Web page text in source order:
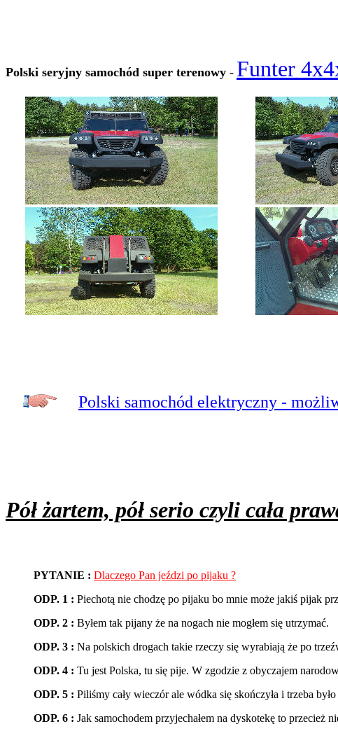
Polski seryjny samochód super terenowy - Funter
Polski samochód elektryczny -
Pół żartem, pół serio czyli cała
PYTANIE : Dlaczego Pan jeździ po pijaku ?
ODP. 1 : Piechotą nie chodzę po pijaku bo mnie może jakiś pijak
ODP. 2 : Byłem tak pijany że na nogach nie mogłem się utrzymać.
ODP. 3 : Na polskich drogach takie rzeczy się wyrabiają że po
ODP. 4 : Tu jest Polska, tu się pije. W zgodzie z obyczajem
ODP. 5 : Piliśmy cały wieczór ale wódka się skończyła i trzeba
ODP. 6 : Jak samochodem przyjechałem na dyskotekę to przecież